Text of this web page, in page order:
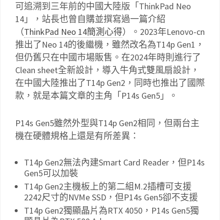
可追溯到三年前的中國大陸版「ThinkPad Neo
14」，站長也曾自購並撰寫過一篇介紹
（ThinkPad Neo 14簡測心得）。2023年Lenovo-cn
推出了Neo 14的後繼機，雖然改名為T14p Gen1，
但仍舊只在中國市場販售。在2024年時則進行了
Clean sheet全新設計，導入牛角式雙風扇設計，
在中國大陸推出了T14p Gen2，同時也推出了國際
款，就是本篇文章的主角「P14s Gen5」。
P14s Gen5雖然外型與T14p Gen2相同，但兩台主
機在硬體規格上還是有所差異：
T14p Gen2無法內建Smart Card Reader，但P14s
Gen5可以加裝
T14p Gen2主機板上的第二組M.2插槽可支援
2242尺寸的NVMe SSD，但P14s Gen5卻不支援
T14p Gen2獨顯晶片為RTX 4050，P14s Gen5獨